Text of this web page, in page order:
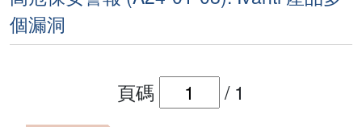
個漏洞
頁碼 / 1